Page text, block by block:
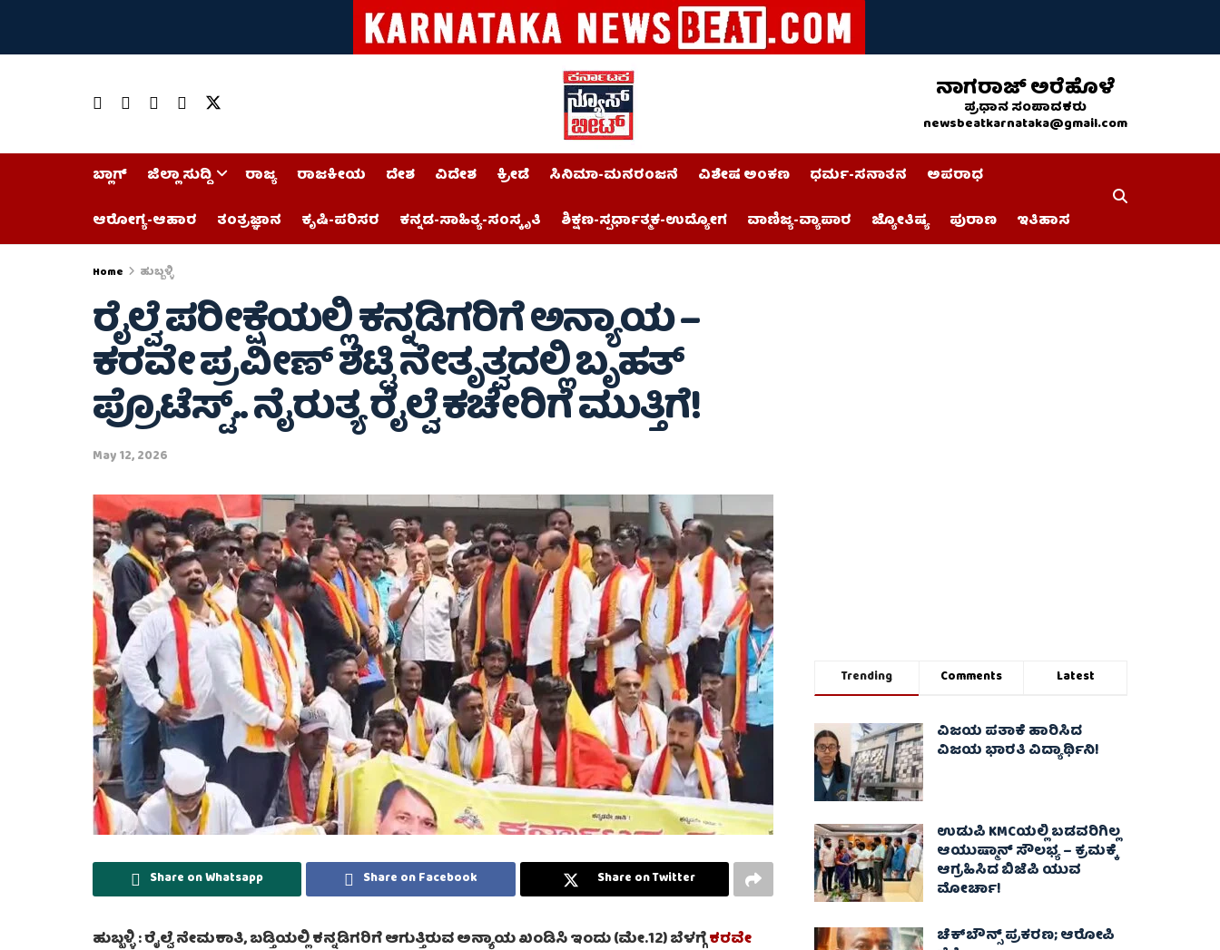
ನಾಗರಾಜ್ ಅರೆಹೊಳೆ
ಪ್ರಧಾನ ಸಂಪಾದಕರು
newsbeatkarnataka@gmail.com
ಬ್ಲಾಗ್ ಜಿಲ್ಲಾ ಸುದ್ದಿ ರಾಜ್ಯ ರಾಜಕೀಯ ದೇಶ ವಿದೇಶ ಕ್ರೀಡೆ ಸಿನಿಮಾ-ಮನರಂಜನೆ ವಿಶೇಷ ಅಂಕಣ ಧರ್ಮ-ಸನಾತನ
ಅಪರಾಧ
ಆರೋಗ್ಯ-ಆಹಾರ
ತಂತ್ರಜ್ಞಾನ ಕೃಷಿ-ಪರಿಸರ ಕನ್ನಡ-ಸಾಹಿತ್ಯ-ಸಂಸ್ಕೃತಿ ಶಿಕ್ಷಣ-ಸ್ಪರ್ಧಾತ್ಮಕ-ಉದ್ಯೋಗ ವಾಣಿಜ್ಯ-ವ್ಯಾಪಾರ ಜ್ಯೋತಿಷ್ಯ ಪುರಾಣ ಇತಿಹಾಸ
Home ಹುಬ್ಬಳ್ಳಿ
ರೈಲ್ವೆ ಪರೀಕ್ಷೆಯಲ್ಲಿ ಕನ್ನಡಿಗರಿಗೆ ಅನ್ಯಾಯ –
ಕರವೇ ಪ್ರವೀಣ್ ಶೆಟ್ಟಿ ನೇತೃತ್ವದಲ್ಲಿ ಬೃಹತ್‌
ಪ್ರೊಟೆಸ್ಟ್‌.. ನೈರುತ್ಯ ರೈಲ್ವೆ ಕಚೇರಿಗೆ ಮುತ್ತಿಗೆ!
May 12, 2026
Share on Whatsapp Share on Facebook Share on Twitter
ಹುಬ್ಬಳ್ಳಿ :ರೈಲ್ವೆ ನೇಮಕಾತಿ, ಬಡ್ತಿಯಲ್ಲಿ ಕನ್ನಡಿಗರಿಗೆ ಆಗುತ್ತಿರುವ ಅನ್ಯಾಯ ಖಂಡಿಸಿ ಇಂದು (ಮೇ.12) ಬೆಳಗ್ಗೆಕರವೇ
Trending Comments Latest
ವಿಜಯ ಪತಾಕೆ ಹಾರಿಸಿದ
ವಿಜಯ ಭಾರತಿ ವಿದ್ಯಾರ್ಥಿನಿ!
ಉಡುಪಿ KMCಯಲ್ಲಿ ಬಡವರಿಗಿಲ್ಲ
ಆಯುಷ್ಮಾನ್ ಸೌಲಭ್ಯ – ಕ್ರಮಕ್ಕೆ
ಆಗ್ರಹಿಸಿದ ಬಿಜೆಪಿ ಯುವ
ಮೋರ್ಚಾ!
ಚೆಕ್​ಬೌನ್ಸ್​ ಪ್ರಕರಣ; ಆರೋಪಿ